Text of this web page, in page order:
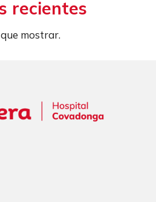
recientes
mostrar.